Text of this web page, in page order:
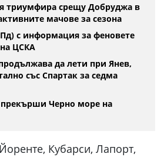
триумфира срещу Добруджа в
мачове за сезона
с информация за феновете
ЦСКА
да лети при Янев,
със Спартак за седма
прекърши Черно море на
Кубарси, Лапорт,